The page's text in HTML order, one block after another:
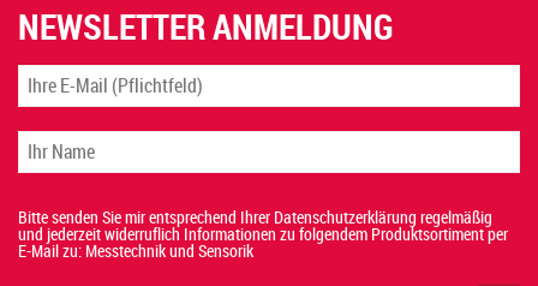
NEWSLETTER ANMELDUNG
Bitte senden Sie mir entsprechend Ihrer Datenschutzerklärung regelmäßig
und jederzeit widerruflich Informationen zu folgendem Produktsortiment per
E-Mail zu: Messtechnik und Sensorik